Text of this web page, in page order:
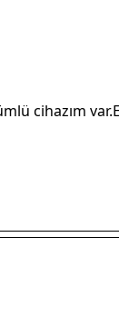
cihazım